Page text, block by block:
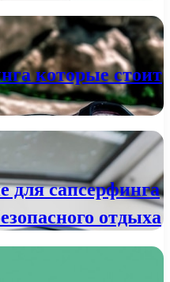
которые стоит
для сапсерфинга
отдыха